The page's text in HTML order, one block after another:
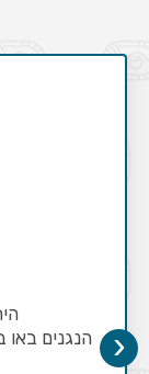
הנגנים
‹